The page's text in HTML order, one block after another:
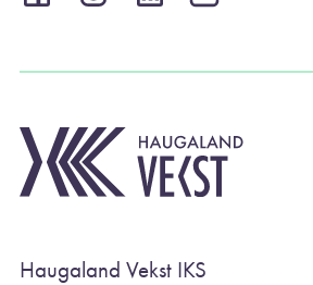
Haugaland Vekst IKS